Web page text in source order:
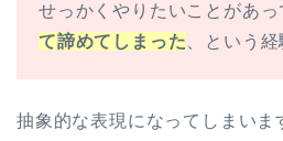
せっかくやりたいことがあっ
て諦めてしまった 、という
抽象的な表現になってしまいま